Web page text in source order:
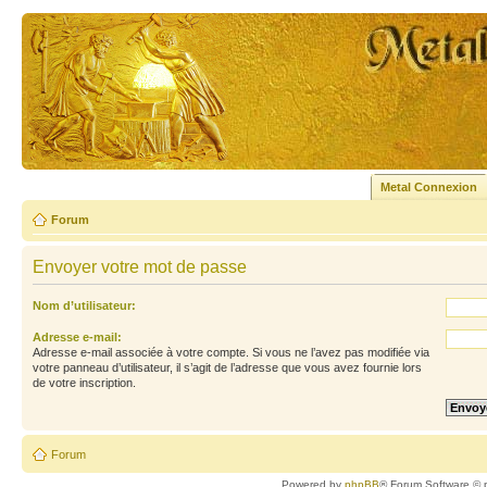
Metal Connexion
Forum
Envoyer votre mot de passe
Nom d’utilisateur:
Adresse e-mail:
Adresse e-mail associée à votre compte. Si vous ne l’avez pas modifiée via
votre panneau d’utilisateur, il s’agit de l’adresse que vous avez fournie lors
de votre inscription.
Forum
Powered byphpBB® Forum Software ©